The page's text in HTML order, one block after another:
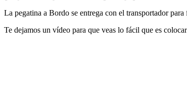
La pegatina a Bordo se entrega con el transportador
Te dejamos un vídeo para que veas lo fácil que es